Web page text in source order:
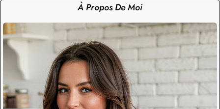
À Propos De Moi